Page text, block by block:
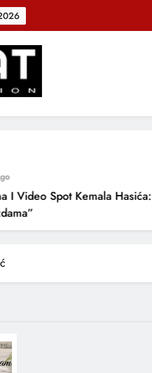
DJEČIJI
DJEČIJI
I Video Spot Kemala Hasića: